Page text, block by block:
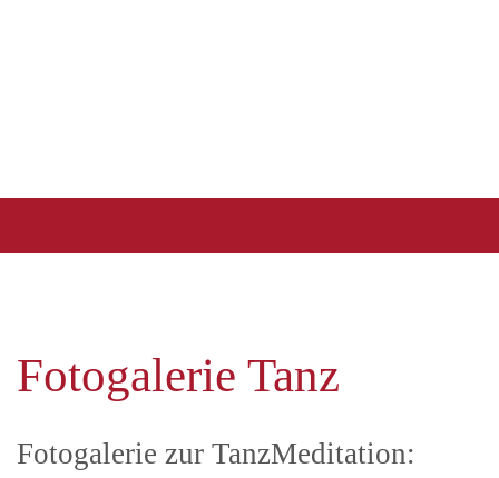
Fotogalerie Tanz
Fotogalerie zur TanzMeditation: